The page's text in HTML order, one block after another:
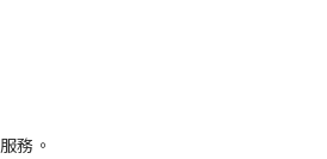
服務。